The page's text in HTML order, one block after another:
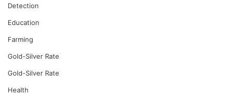
Detection
Education
Farming
Gold-Silver Rate
Gold-Silver Rate
Health